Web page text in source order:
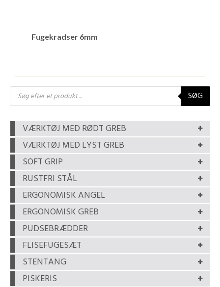
Fugekradser 6mm
Products
search SØG
VÆRKTØJ MED RØDT GREB
VÆRKTØJ MED LYST GREB
SOFT GRIP
RUSTFRI STÅL
ERGONOMISK ANGEL
ERGONOMISK GREB
PUDSEBRÆDDER
FLISEFUGESÆT
STENTANG
PISKERIS